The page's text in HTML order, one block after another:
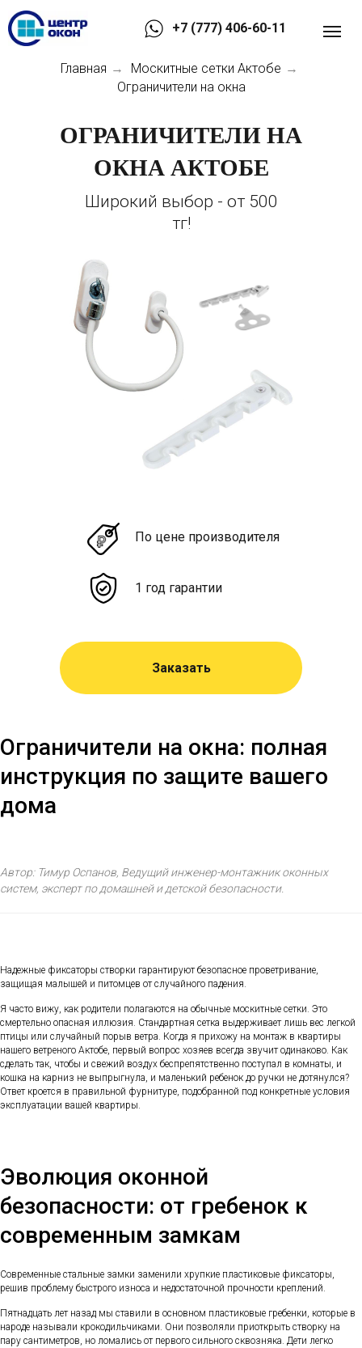
+7 (777) 406-60-11
Главная → Москитные сетки Актобе →
Ограничители на окна
ОГРАНИЧИТЕЛИ НА
ОКНА АКТОБЕ
По цене производителя
1 год гарантии
Заказать
Широкий выбор - от 500
тг!
Ограничители на окна: полная
инструкция по защите вашего
дома
Автор: Тимур Оспанов, Ведущий инженер-монтажник оконных
систем, эксперт по домашней и детской безопасности.
Надежные фиксаторы створки гарантируют безопасное проветривание,
защищая малышей и питомцев от случайного падения.
Я часто вижу, как родители полагаются на обычные москитные сетки. Это
смертельно опасная иллюзия. Стандартная сетка выдерживает лишь вес легкой
птицы или случайный порыв ветра. Когда я прихожу на монтаж в квартиры
нашего ветреного Актобе, первый вопрос хозяев всегда звучит одинаково. Как
сделать так, чтобы и свежий воздух беспрепятственно поступал в комнаты, и
кошка на карниз не выпрыгнула, и маленький ребенок до ручки не дотянулся?
Ответ кроется в правильной фурнитуре, подобранной под конкретные условия
эксплуатации вашей квартиры.
Эволюция оконной
безопасности: от гребенок к
современным замкам
Современные стальные замки заменили хрупкие пластиковые фиксаторы,
решив проблему быстрого износа и недостаточной прочности креплений.
Пятнадцать лет назад мы ставили в основном пластиковые гребенки, которые в
народе называли крокодильчиками. Они позволяли приоткрыть створку на
пару сантиметров, но ломались от первого сильного сквозняка. Дети легко